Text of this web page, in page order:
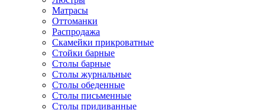
Матрасы
Оттоманки
Распродажа
Скамейки прикроватные
Стойки барные
Столы барные
Столы журнальные
Столы обеденные
Столы письменные
Столы придиванные